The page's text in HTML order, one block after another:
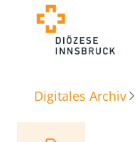
Digitales Archiv